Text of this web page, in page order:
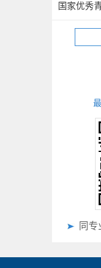
国家优秀
同